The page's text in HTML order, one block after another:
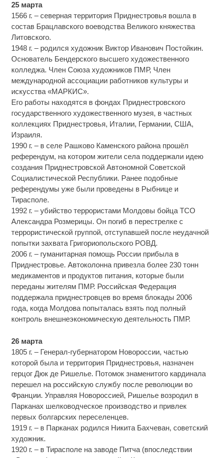
25 марта
1566 г. – северная территория Приднестровья вошла в
состав Брацлавского воеводства Великого княжества
Литовского.
1948 г. – родился художник Виктор Иванович Постойкин.
Основатель Бендерского высшего художественного
колледжа. Член Союза художников ПМР, Член
международной ассоциации работников культуры и
искусства «МАРКИС».
Его работы находятся в фондах Приднестровского
государственного художественного музея, в частных
коллекциях Приднестровья, Италии, Германии, США,
Израиля.
1990 г. – в селе Рашково Каменского района прошёл
референдум, на котором жители села поддержали идею
создания Приднестровской Автономной Советской
Социалистической Республики. Ранее подобные
референдумы уже были проведены в Рыбнице и
Тирасполе.
1992 г. – убийство террористами Молдовы бойца ТСО
Александра Розмерицы. Он погиб в перестрелке с
террористической группой, отступавшей после неудачной
попытки захвата Григориопольского РОВД.
2006 г. – гуманитарная помощь России прибыла в
Приднестровье. Автоколонна привезла более 230 тонн
медикаментов и продуктов питания, которые были
переданы жителям ПМР. Российская Федерация
поддержала приднестровцев во время блокады 2006
года, когда Молдова попыталась взять под полный
контроль внешнеэкономическую деятельность ПМР.
26 марта
1805 г. – Генерал-губернатором Новороссии, частью
которой была и территория Приднестровья, назначен
герцог Дюк де Ришелье. Потомок знаменитого кардинала
перешел на российскую службу после революции во
Франции. Управляя Новороссией, Ришелье возродил в
Парканах шелководческое производство и привлек
первых болгарских переселенцев.
1919 г. – в Парканах родился Никита Бахчеван, советский
художник.
1920 г. – в Тирасполе на заводе Питча (впоследствии